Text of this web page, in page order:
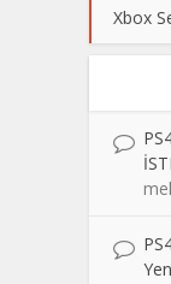
Xbox